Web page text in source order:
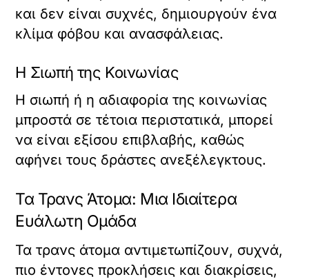
και δεν είναι συχνές, δημιουργούν ένα
κλίμα φόβου και ανασφάλειας.
Η Σιωπή της Κοινωνίας
Η σιωπή ή η αδιαφορία της κοινωνίας
μπροστά σε τέτοια περιστατικά, μπορεί
να είναι εξίσου επιβλαβής, καθώς
αφήνει τους δράστες ανεξέλεγκτους.
Τα Τρανς Άτομα: Μια Ιδιαίτερα
Ευάλωτη Ομάδα
Τα τρανς άτομα αντιμετωπίζουν, συχνά,
πιο έντονες προκλήσεις και διακρίσεις,